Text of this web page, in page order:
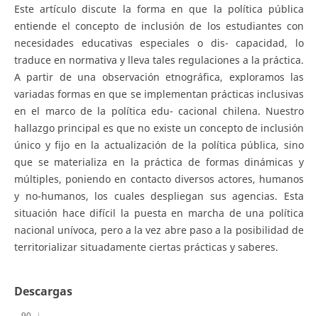
Este artículo discute la forma en que la política pública
entiende el concepto de inclusión de los estudiantes con
necesidades educativas especiales o dis- capacidad, lo
traduce en normativa y lleva tales regulaciones a la práctica.
A partir de una observación etnográfica, exploramos las
variadas formas en que se implementan prácticas inclusivas
en el marco de la política edu- cacional chilena. Nuestro
hallazgo principal es que no existe un concepto de inclusión
único y fijo en la actualización de la política pública, sino
que se materializa en la práctica de formas dinámicas y
múltiples, poniendo en contacto diversos actores, humanos
y no-humanos, los cuales despliegan sus agencias. Esta
situación hace difícil la puesta en marcha de una política
nacional unívoca, pero a la vez abre paso a la posibilidad de
territorializar situadamente ciertas prácticas y saberes.
Descargas